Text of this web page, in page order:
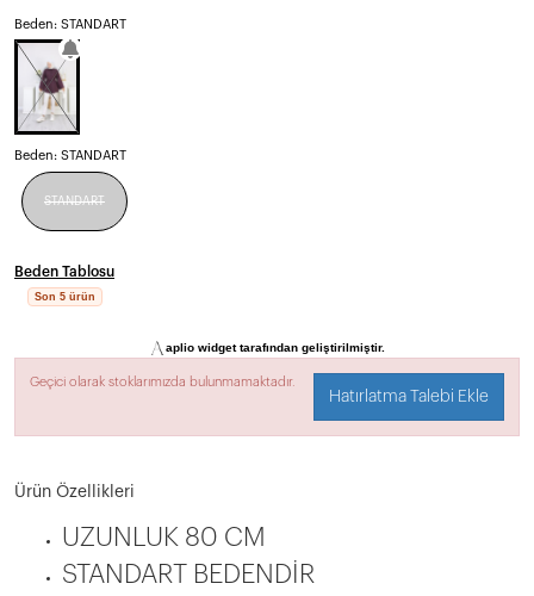
Beden: STANDART
Beden: STANDART
STANDART
Beden Tablosu
Son 5 ürün
aplio widget tarafından geliştirilmiştir.
Geçici olarak stoklarımızda bulunmamaktadır.
Hatırlatma Talebi Ekle
Ürün Özellikleri
UZUNLUK 80 CM
STANDART BEDENDİR